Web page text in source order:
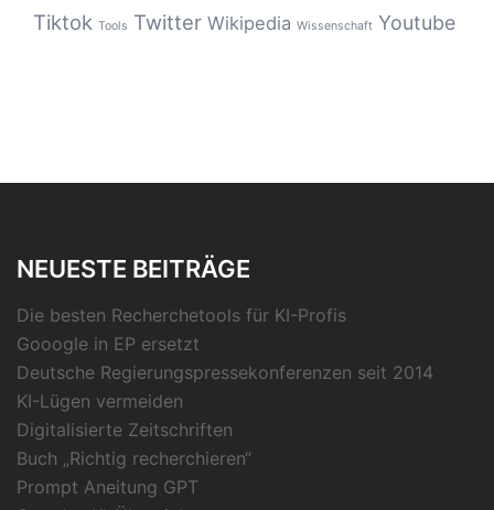
Tiktok Tools Twitter Wikipedia Wissenschaft Youtube
NEUESTE BEITRÄGE
Die besten Recherchetools für KI-Profis
Gooogle in EP ersetzt
Deutsche Regierungspressekonferenzen seit 2014
KI-Lügen vermeiden
Digitalisierte Zeitschriften
Buch „Richtig recherchieren“
Prompt Aneitung GPT